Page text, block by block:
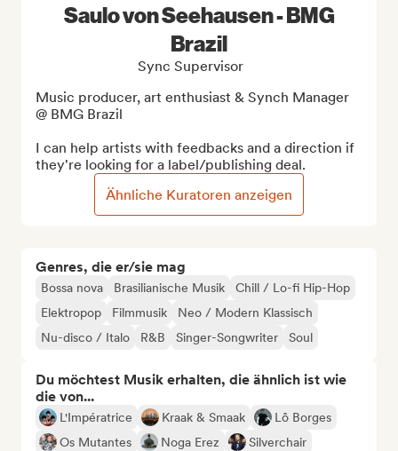
Genres, die er/sie mag
Bossa nova Brasilianische Musik
Chill / Lo-fi Hip-Hop
Elektropop
Filmmusik
Neo / Modern Klassisch
Nu-disco / Italo
R&B Singer-Songwriter Soul
Du möchtest Musik erhalten, die ähnlich ist wie
die von...
L'Impératrice Kraak & Smaak
Lô Borges
Os Mutantes
Noga Erez
Silverchair
Saulo von Seehausen - BMG
Brazil
Sync Supervisor
Music producer, art enthusiast & Synch Manager
@ BMG Brazil
I can help artists with feedbacks and a direction if
they're looking for a label/publishing deal.
Ähnliche Kuratoren anzeigen